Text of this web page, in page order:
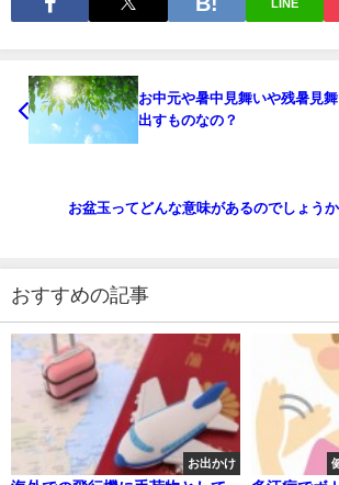
LINE
お中元や暑中見舞いや残暑見
出すものなの？
お盆玉ってどんな意味があるのでしょうか
おすすめの記事
お出かけ